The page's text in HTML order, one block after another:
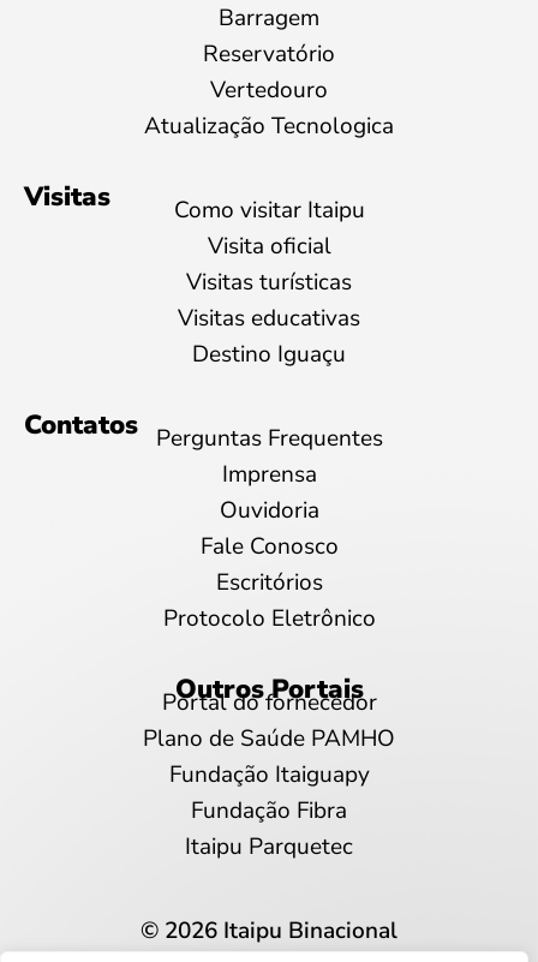
Barragem
Reservatório
Vertedouro
Atualização Tecnologica
Visitas
Como visitar Itaipu
Visita oficial
Visitas turísticas
Visitas educativas
Destino Iguaçu
Contatos
Perguntas Frequentes
Imprensa
Ouvidoria
Fale Conosco
Escritórios
Protocolo Eletrônico
Outros Portais
Portal do fornecedor
Plano de Saúde PAMHO
Fundação Itaiguapy
Fundação Fibra
Itaipu Parquetec
© 2026 Itaipu Binacional